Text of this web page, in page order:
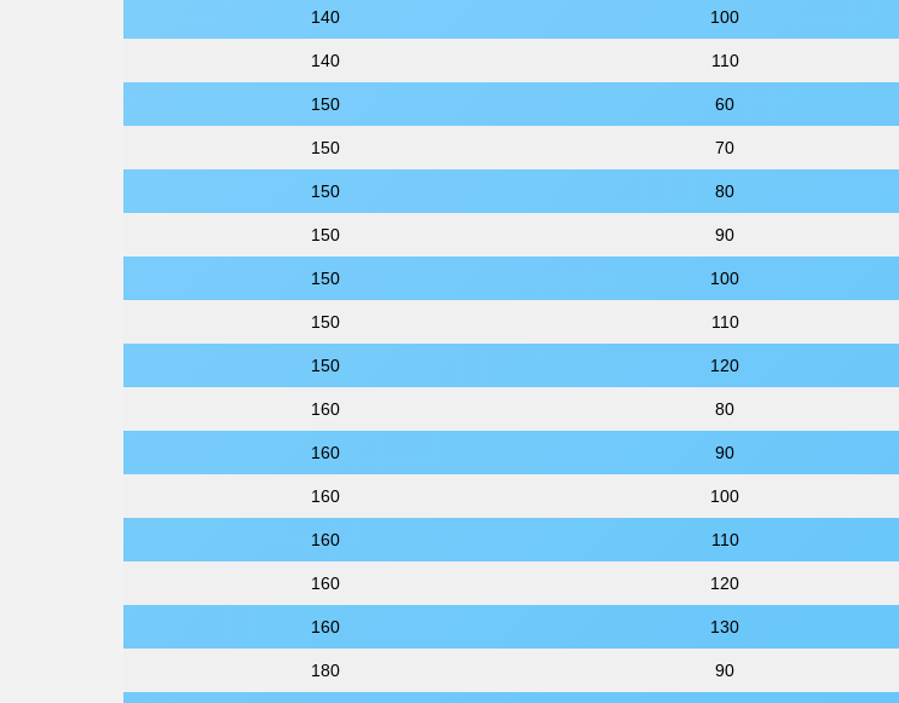
140 100
140 110
150 60
150 70
150 80
150 90
150 100
150 110
150 120
160 80
160 90
160 100
160 110
160 120
160 130
180 90